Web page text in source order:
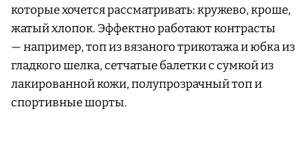
которые хочется рассматривать: кружево, кроше,
жатый хлопок. Эффектно работают контрасты
— например, топ из вязаного трикотажа и юбка из
гладкого шелка, сетчатые балетки с сумкой из
лакированной кожи, полупрозрачный топ и
спортивные шорты.